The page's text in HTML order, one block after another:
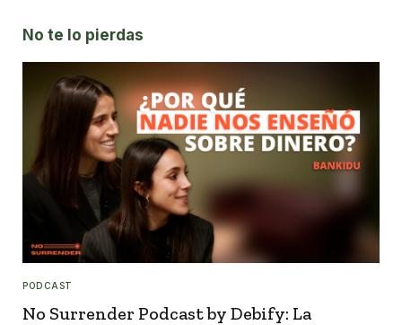
No te lo pierdas
PODCAST
No Surrender Podcast by Debify: La